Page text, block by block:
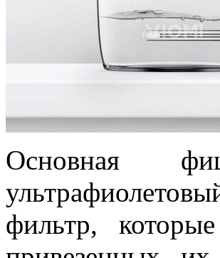
Основная
фильтр,